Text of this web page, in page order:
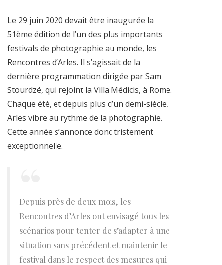
Le 29 juin 2020 devait être inaugurée la
51ème édition de l’un des plus importants
festivals de photographie au monde, les
Rencontres d’Arles. Il s’agissait de la
dernière programmation dirigée par Sam
Stourdzé, qui rejoint la Villa Médicis, à Rome.
Chaque été, et depuis plus d’un demi-siècle,
Arles vibre au rythme de la photographie.
Cette année s’annonce donc tristement
exceptionnelle.
Depuis près de deux mois, les
Rencontres d’Arles ont envisagé tous les
scénarios pour tenter de s’adapter à une
situation sans précédent et maintenir le
festival dans le respect des mesures qui